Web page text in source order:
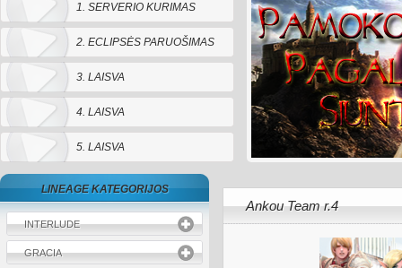
1. SERVERIO KURIMAS
2. ECLIPSĖS PARUOŠIMAS
3. LAISVA
4. LAISVA
5. LAISVA
LINEAGE KATEGORIJOS
INTERLUDE
GRACIA
Ankou Team r.4